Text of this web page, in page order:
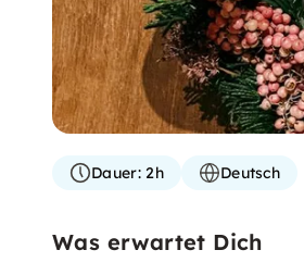
Dauer:2h Deutsch
Was erwartet Dich